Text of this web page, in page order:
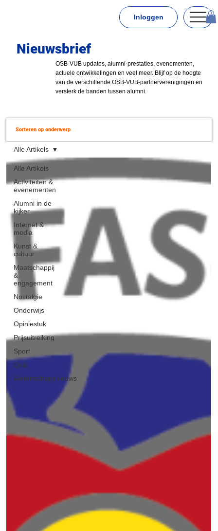
Inloggen
Nieuwsbrief
OSB-VUB updates, alumni-prestaties, evenementen,
actuele ontwikkelingen en veel meer. Blijf op de hoogte
van de verschillende OSB-VUB-partnerverenigingen en
versterk de banden tussen alumni.
Sorteren op onderwerp
Alle Artikels
Activiteiten &
evenementen
Alumni in de
kijker
Internet &
media
Kunst &
cultuur
Maatschappij
&
engagement
Nostalgie
Onderwijs
Opiniestuk
Prijsuitreiking
Sport
Quiz
Wetenschapsnieuws
Alle Artikels